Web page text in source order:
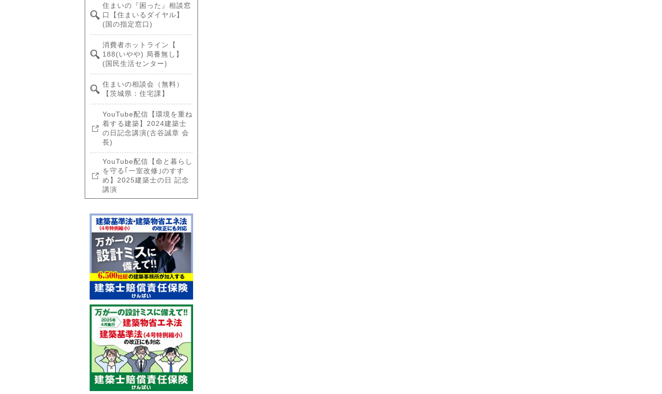
住まいの『困った』相談窓
口【住まいるダイヤル】
(国の指定窓口)
消費者ホットライン【
188(いやや) 局番無し】
(国民生活センター)
住まいの相談会（無料）
【茨城県：住宅課】
YouTube配信【環境を重ね
着する建築】2024建築士
の日記念講演(古谷誠章 会
長)
YouTube配信【命と暮らし
を守る｢一室改修｣のすす
め】2025建築士の日 記念
講演